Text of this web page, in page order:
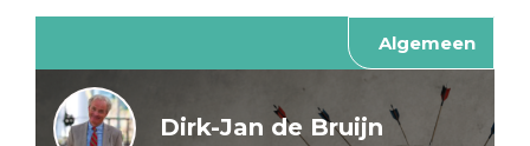
Algemeen
Dirk-Jan de Bruijn